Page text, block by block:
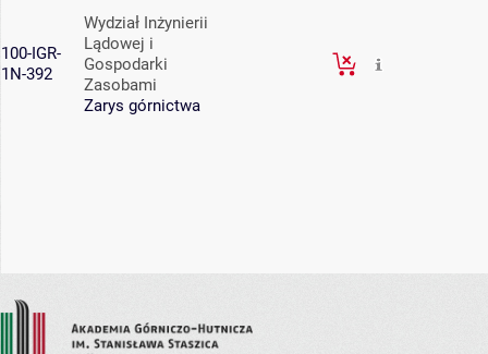
100-IGR-
1N-392
Wydział Inżynierii
Lądowej i
Gospodarki
Zasobami
Zarys górnictwa